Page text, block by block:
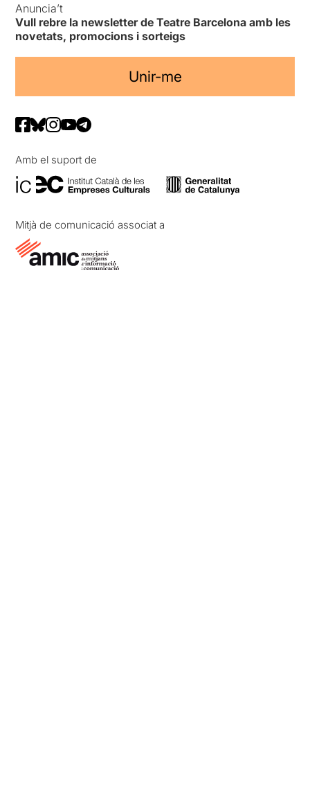
Anuncia’t
Vull rebre la newsletter de Teatre Barcelona amb les
novetats, promocions i sorteigs
Unir-me
Amb el suport de
Mitjà de comunicació associat a